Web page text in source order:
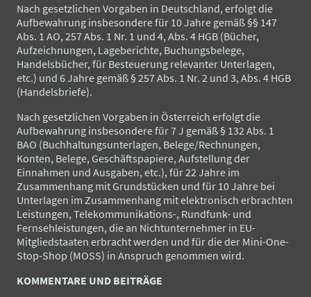
Nach gesetzlichen Vorgaben in Deutschland, erfolgt die
Aufbewahrung insbesondere für 10 Jahre gemäß §§ 147
Abs. 1 AO, 257 Abs. 1 Nr. 1 und 4, Abs. 4 HGB (Bücher,
Aufzeichnungen, Lageberichte, Buchungsbelege,
Handelsbücher, für Besteuerung relevanter Unterlagen,
etc.) und 6 Jahre gemäß § 257 Abs. 1 Nr. 2 und 3, Abs. 4 HGB
(Handelsbriefe).
Nach gesetzlichen Vorgaben in Österreich erfolgt die
Aufbewahrung insbesondere für 7 J gemäß § 132 Abs. 1
BAO (Buchhaltungsunterlagen, Belege/Rechnungen,
Konten, Belege, Geschäftspapiere, Aufstellung der
Einnahmen und Ausgaben, etc.), für 22 Jahre im
Zusammenhang mit Grundstücken und für 10 Jahre bei
Unterlagen im Zusammenhang mit elektronisch erbrachten
Leistungen, Telekommunikations-, Rundfunk- und
Fernsehleistungen, die an Nichtunternehmer in EU-
Mitgliedstaaten erbracht werden und für die der Mini-One-
Stop-Shop (MOSS) in Anspruch genommen wird.
KOMMENTARE UND BEITRÄGE